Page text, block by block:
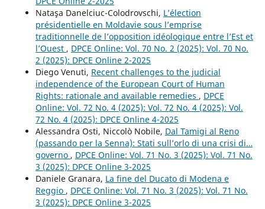
Nataşa Danelciuc-Colodrovschi, L’élection
présidentielle en Moldavie sous l’emprise
traditionnelle de l’opposition idéologique entre l’Est et
l’Ouest , DPCE Online: Vol. 70 No. 2 (2025): Vol. 70 No.
2 (2025): DPCE Online 2-2025
Diego Venuti, Recent challenges to the judicial
independence of the European Court of Human
Rights: rationale and available remedies , DPCE
Online: Vol. 72 No. 4 (2025): Vol. 72 No. 4 (2025): Vol.
72 No. 4 (2025): DPCE Online 4-2025
Alessandra Osti, Niccolò Nobile, Dal Tamigi al Reno
(passando per la Senna): Stati sull’orlo di una crisi di…
governo , DPCE Online: Vol. 71 No. 3 (2025): Vol. 71 No.
3 (2025): DPCE Online 3-2025
Daniele Granara, La fine del Ducato di Modena e
Reggio , DPCE Online: Vol. 71 No. 3 (2025): Vol. 71 No.
3 (2025): DPCE Online 3-2025